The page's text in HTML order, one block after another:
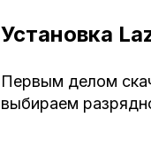
Установка
Первым делом
выбираем